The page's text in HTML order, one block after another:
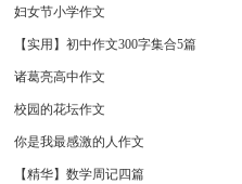
妇女节小学作文
【实用】初中作文300字集合5篇
诸葛亮高中作文
校园的花坛作文
你是我最感激的人作文
【精华】数学周记四篇